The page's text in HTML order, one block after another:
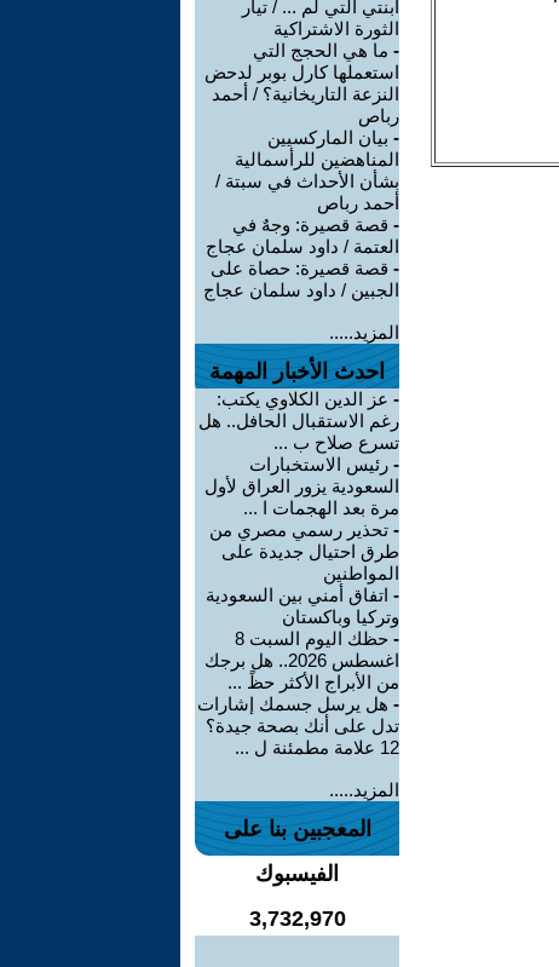
ابنتي التي لم ... / تيار
الثورة الاشتراكية
- ما هي الحجج التي
استعملها كارل بوبر لدحض
النزعة التاريخانية؟ / أحمد
رباص
- بيان الماركسيين
المناهضين للرأسمالية
بشأن الأحداث في سبتة /
أحمد رباص
- قصة قصيرة: وجهٌ في
العتمة / داود سلمان عجاج
- قصة قصيرة: حصاة على
الجبين / داود سلمان عجاج
المزيد.....
احدث الأخبار المهمة
- عز الدين الكلاوي يكتب:
رغم الاستقبال الحافل.. هل
تسرع صلاح ب ...
- رئيس الاستخبارات
السعودية يزور العراق لأول
مرة بعد الهجمات ا ...
- تحذير رسمي مصري من
طرق احتيال جديدة على
المواطنين
- اتفاق أمني بين السعودية
وتركيا وباكستان
-
حظك اليوم السبت 8
اغسطس 2026.. هل برجك
من الأبراج الأكثر حظً ...
- هل يرسل جسمك إشارات
تدل على أنك بصحة جيدة؟
12 علامة مطمئنة ل ...
المزيد.....
المعجبين بنا على
الفيسبوك
3,732,970